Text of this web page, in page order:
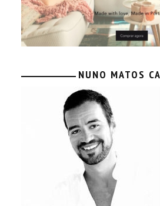
NUNO MATOS